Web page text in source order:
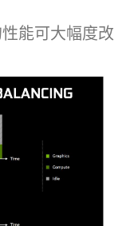
能可大幅度改